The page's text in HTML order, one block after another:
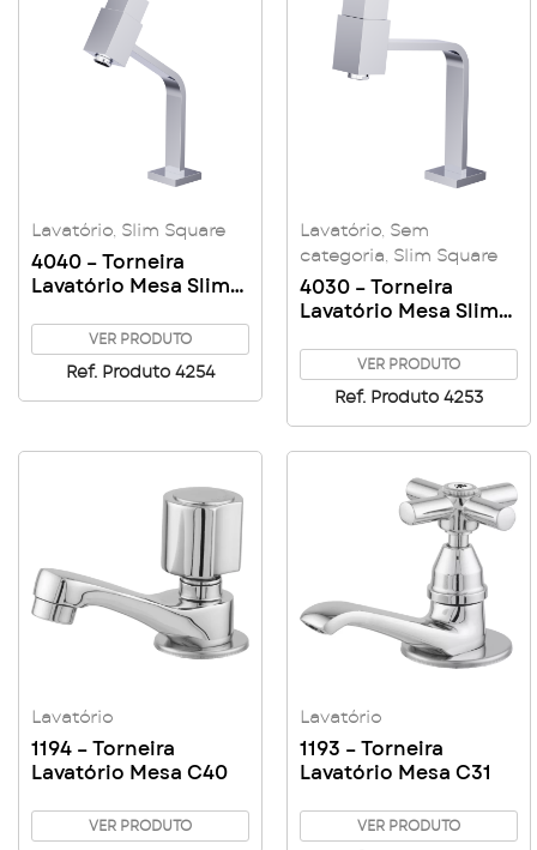
Lavatório, Slim Square
4040 – Torneira
Lavatório Mesa Slim
VER PRODUTO
Ref. Produto 4254
Lavatório, Sem
categoria, Slim Square
4030 – Torneira
Lavatório Mesa Slim
VER PRODUTO
Ref. Produto 4253
Lavatório
1194 – Torneira
Lavatório Mesa C40
VER PRODUTO
Lavatório
1193 – Torneira
Lavatório Mesa C31
VER PRODUTO